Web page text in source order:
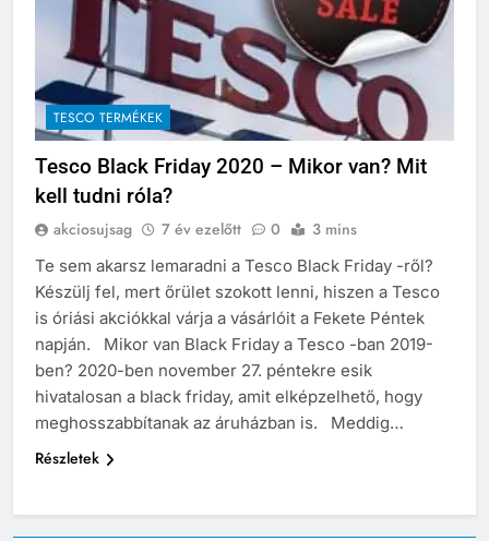
TESCO TERMÉKEK
Tesco Black Friday 2020 – Mikor van? Mit
kell tudni róla?
akciosujsag 7 év ezelőtt 0 3 mins
Te sem akarsz lemaradni a Tesco Black Friday -ről?
Készülj fel, mert őrület szokott lenni, hiszen a Tesco
is óriási akciókkal várja a vásárlóit a Fekete Péntek
napján. Mikor van Black Friday a Tesco -ban 2019-
ben? 2020-ben november 27. péntekre esik
hivatalosan a black friday, amit elképzelhető, hogy
meghosszabbítanak az áruházban is. Meddig…
Részletek